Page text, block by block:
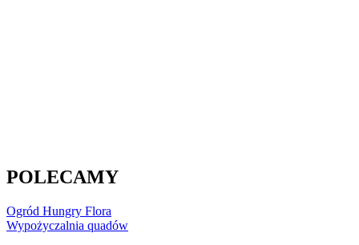
POLECAMY
Ogród Hungry Flora
Wypożyczalnia quadów